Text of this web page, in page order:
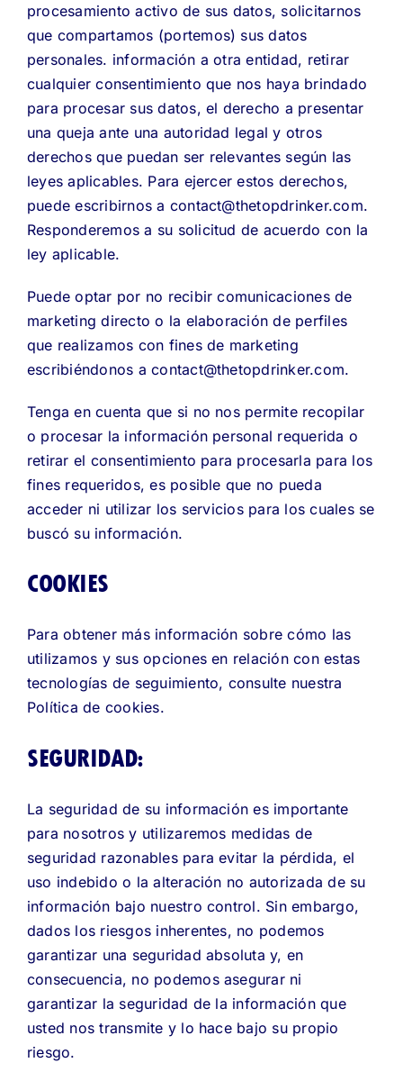
procesamiento activo de sus datos, solicitarnos
que compartamos (portemos) sus datos
personales. información a otra entidad, retirar
cualquier consentimiento que nos haya brindado
para procesar sus datos, el derecho a presentar
una queja ante una autoridad legal y otros
derechos que puedan ser relevantes según las
leyes aplicables. Para ejercer estos derechos,
puede escribirnos a contact@thetopdrinker.com.
Responderemos a su solicitud de acuerdo con la
ley aplicable.
Puede optar por no recibir comunicaciones de
marketing directo o la elaboración de perfiles
que realizamos con fines de marketing
escribiéndonos a contact@thetopdrinker.com.
Tenga en cuenta que si no nos permite recopilar
o procesar la información personal requerida o
retirar el consentimiento para procesarla para los
fines requeridos, es posible que no pueda
acceder ni utilizar los servicios para los cuales se
buscó su información.
COOKIES
Para obtener más información sobre cómo las
utilizamos y sus opciones en relación con estas
tecnologías de seguimiento, consulte nuestra
Política de cookies.
SEGURIDAD:
La seguridad de su información es importante
para nosotros y utilizaremos medidas de
seguridad razonables para evitar la pérdida, el
uso indebido o la alteración no autorizada de su
información bajo nuestro control. Sin embargo,
dados los riesgos inherentes, no podemos
garantizar una seguridad absoluta y, en
consecuencia, no podemos asegurar ni
garantizar la seguridad de la información que
usted nos transmite y lo hace bajo su propio
riesgo.